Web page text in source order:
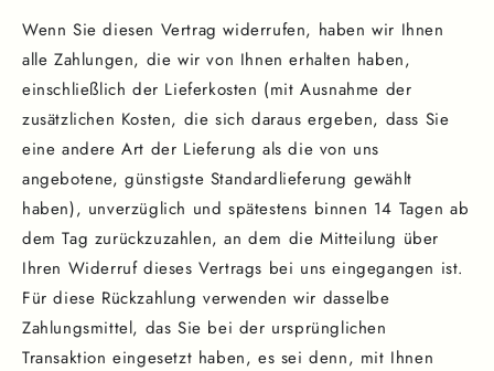
Wenn Sie diesen Vertrag widerrufen, haben wir Ihnen
alle Zahlungen, die wir von Ihnen erhalten haben,
einschließlich der Lieferkosten (mit Ausnahme der
zusätzlichen Kosten, die sich daraus ergeben, dass Sie
eine andere Art der Lieferung als die von uns
angebotene, günstigste Standardlieferung gewählt
haben), unverzüglich und spätestens binnen 14 Tagen ab
dem Tag zurückzuzahlen, an dem die Mitteilung über
Ihren Widerruf dieses Vertrags bei uns eingegangen ist.
Für diese Rückzahlung verwenden wir dasselbe
Zahlungsmittel, das Sie bei der ursprünglichen
Transaktion eingesetzt haben, es sei denn, mit Ihnen